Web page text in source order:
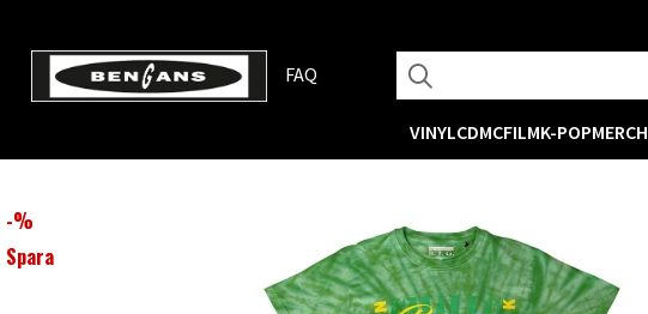
FAQ
VINYLCDMCFILMK-POPMERCH
-%
Spara